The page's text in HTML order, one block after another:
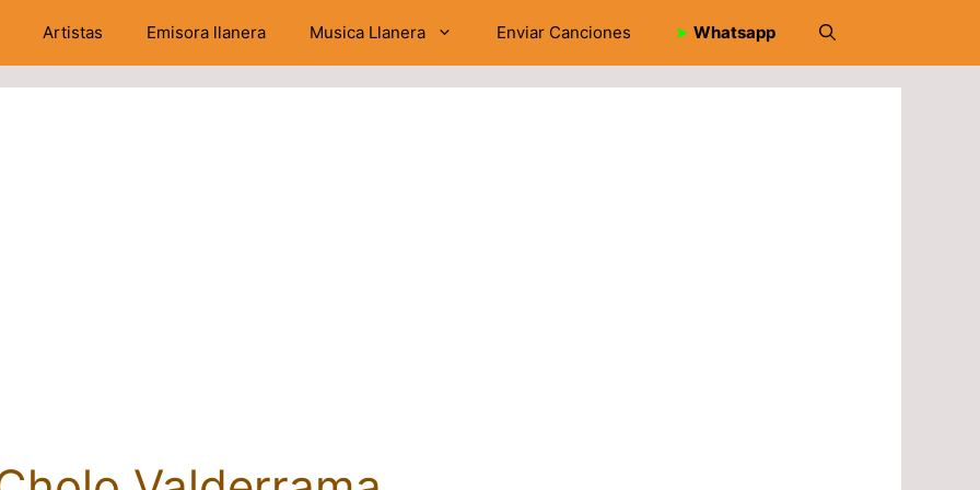
Artistas Emisora llanera Musica Llanera Enviar Canciones ➤ Whatsapp